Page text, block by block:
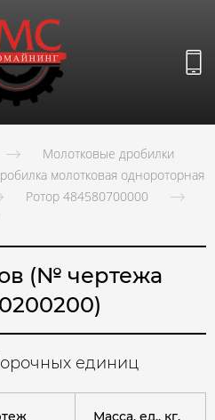
Молотковые дробилки
молотковая однороторная
Ротор 484580700000
(№ чертежа
единиц
Масса, ед., кг.